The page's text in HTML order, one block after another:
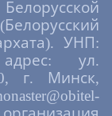
УНП:
адрес: ул.
г. Минск,